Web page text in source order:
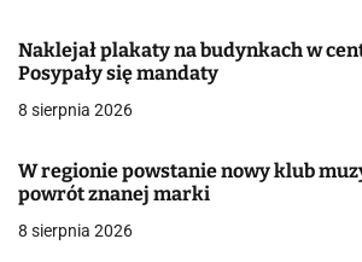
a
w
i
s
Naklejał plakaty na budynkach w
Posypały się mandaty
8 sierpnia 2026
W regionie powstanie nowy klub
powrót znanej marki
8 sierpnia 2026